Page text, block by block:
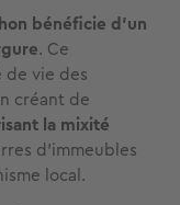
bénéficie d'un
. Ce
de vie des
créant de
la mixité
d’immeubles
local.